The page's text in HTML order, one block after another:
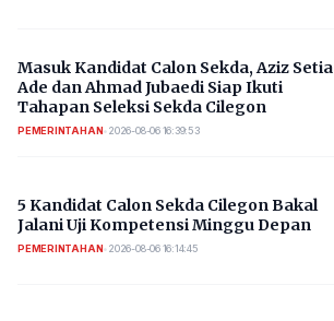
Masuk Kandidat Calon Sekda, Aziz Setia
Ade dan Ahmad Jubaedi Siap Ikuti
Tahapan Seleksi Sekda Cilegon
PEMERINTAHAN• 2026-08-06 16:39:53
5 Kandidat Calon Sekda Cilegon Bakal
Jalani Uji Kompetensi Minggu Depan
PEMERINTAHAN• 2026-08-06 16:14:45